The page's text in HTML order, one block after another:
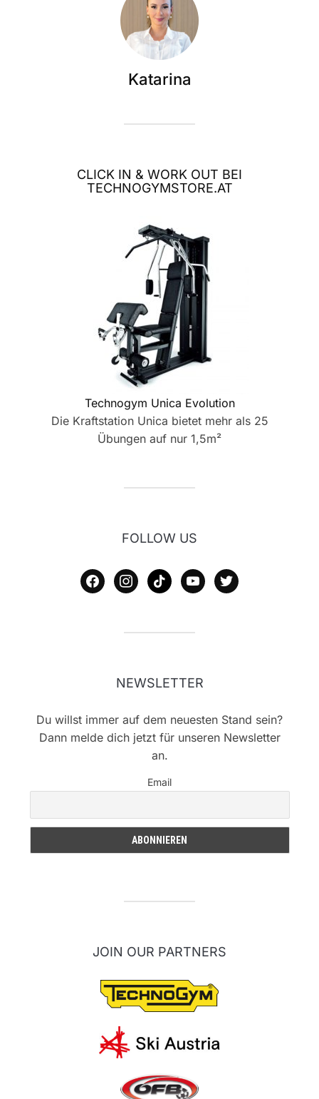
Katarina
CLICK IN & WORK OUT BEI
TECHNOGYMSTORE.AT
Technogym Unica Evolution
Die Kraftstation Unica bietet mehr als 25
Übungen auf nur 1,5m²
FOLLOW US
facebookinstagram
tiktok youtubetwitter
NEWSLETTER
Du willst immer auf dem neuesten Stand sein?
Dann melde dich jetzt für unseren Newsletter
an.
Email
JOIN OUR PARTNERS